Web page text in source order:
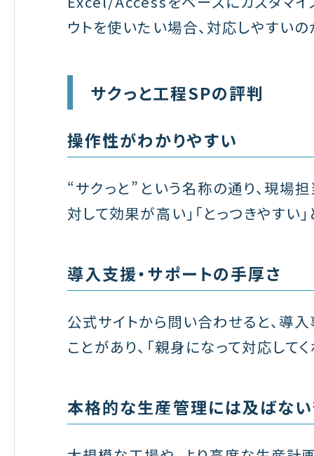
ウトを使いたい場合、対応しやすいの
サクっと工程SPの評判
操作性がわかりやすい
“サクっと”という名称の通り、現場
対して効果が高い」「とっつきやすい
導入支援・サポートの手厚さ
公式サイトから問い合わせると、導
ことがあり、「親身になって対応して
本格的な生産管理には及ばな